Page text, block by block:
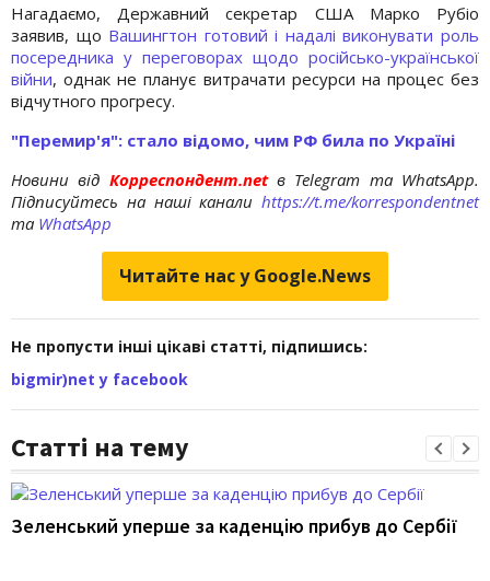
Нагадаємо, Державний секретар США Марко Рубіо
заявив, що Вашингтон готовий і надалі виконувати роль
посередника у переговорах щодо російсько-української
війни, однак не планує витрачати ресурси на процес без
відчутного прогресу.
"Перемир'я": стало відомо, чим РФ била по Україні
Новини від Корреспондент.netв Telegram та WhatsApp.
Підписуйтесь на наші канали https://t.me/korrespondentnet
та WhatsApp
Читайте нас у Google.News
Не пропусти інші цікаві статті, підпишись:
bigmir)net у facebook
Статті на тему
Зеленський уперше за каденцію прибув до Сербії